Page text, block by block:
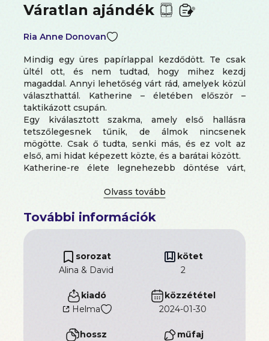
Váratlan ajándék
Ria Anne Donovan
Mindig egy üres papírlappal kezdődött. Te csak
ültél ott, és nem tudtad, hogy mihez kezdj
magaddal. Annyi lehetőség várt rád, amelyek közül
választhattál. Katherine – életében először –
taktikázott csupán.
Egy kiválasztott szakma, amely első hallásra
tetszőlegesnek tűnik, de álmok nincsenek
mögötte. Csak ő tudta, senki más, és ez volt az
első, ami hidat képezett közte, és a barátai között.
Katherine-re élete legnehezebb döntése várt,
nincs megbánás, és mégis valamit elveszít ezáltal.
bár meg fog tudni ragasztani, de soha többé nem
passzolnak úgy egymáshoz a darabok, mint amikor
még teljesen egész volt. Vajon kész felnőni ahhoz,
ami rá vár?
További információk
sorozat
Alina & David
kötet
2
kiadó
Helma
közzététel
2024-01-30
hossz
műfaj